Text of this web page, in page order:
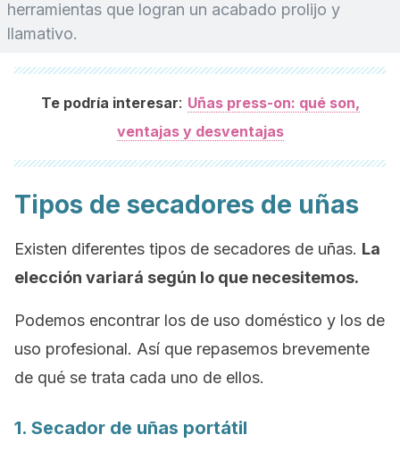
herramientas que logran un acabado prolijo y
llamativo.
Te podría interesar: Uñas press-on: qué son,
ventajas y desventajas
Tipos de secadores de uñas
Existen diferentes tipos de secadores de uñas. La
elección variará según lo que necesitemos.
Podemos encontrar los de uso doméstico y los de
uso profesional. Así que repasemos brevemente
de qué se trata cada uno de ellos.
1. Secador de uñas portátil